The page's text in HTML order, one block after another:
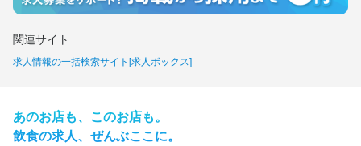
関連サイト
求人情報の一括検索サイト[求人ボックス]
あの​お店も、​この​お店も。​
飲食の​求人、​ぜんぶ​ここに。​